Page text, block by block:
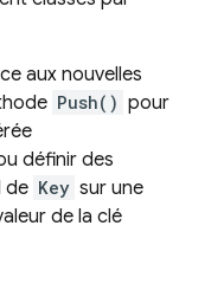
aux nouvelles
Push() pour
définir des
de Key sur une
de la clé